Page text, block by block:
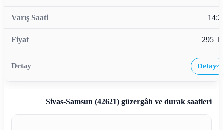
295
Detay›
Sivas-Samsun (42621)güzergâh ve durak saatleri